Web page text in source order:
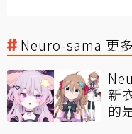
Neuro-sama 更
新
的